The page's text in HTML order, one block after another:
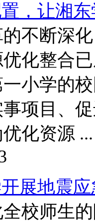
，让湘
不断深
化整合
小学的
事项目、
化资源 ...
展地震
校师生